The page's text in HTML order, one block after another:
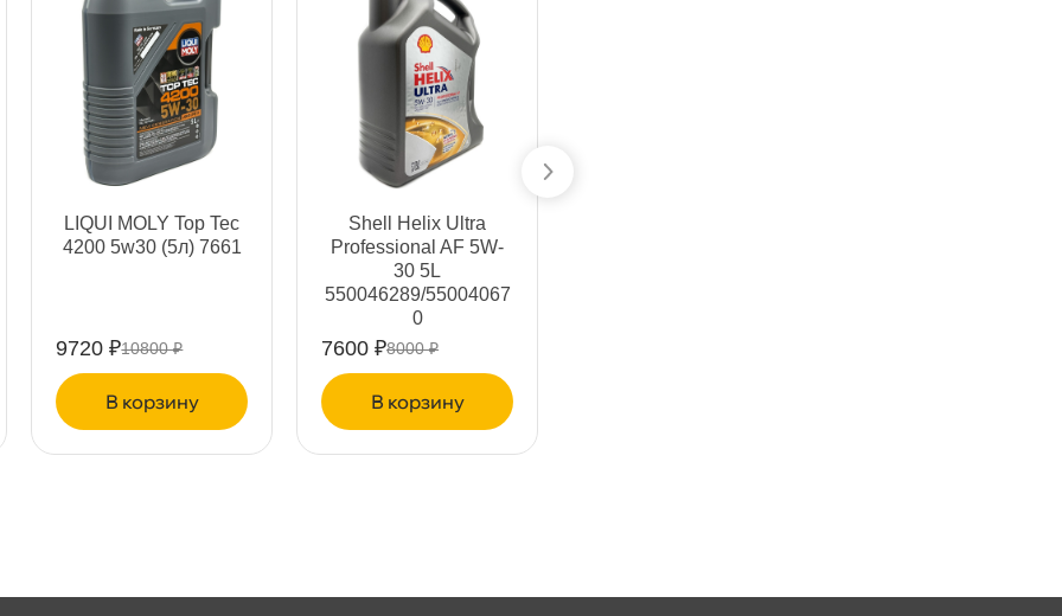
LIQUI MOLY Top Tec
4200 5w30 (5л) 7661
9720 ₽10800 ₽
корзину
Shell Helix Ultra
Professional AF 5W-
30 5L
550046289/55004067
0
7600 ₽8000 ₽
корзину